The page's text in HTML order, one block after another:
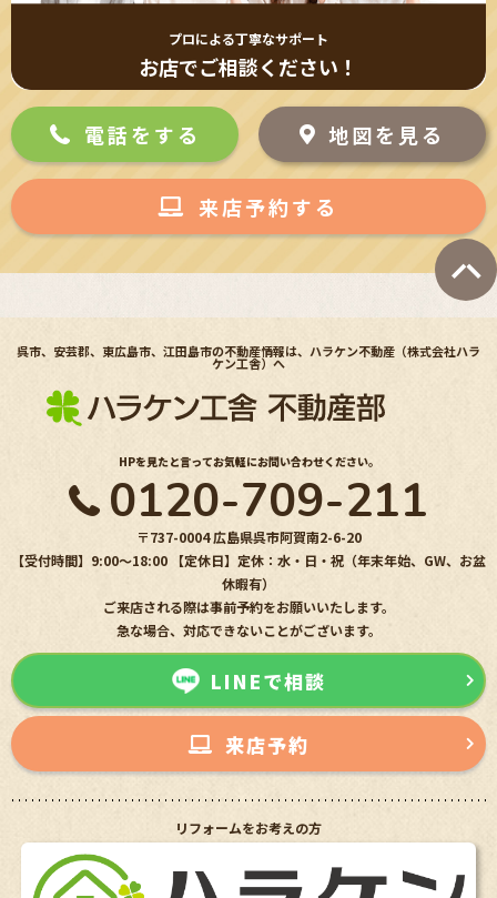
プロによる丁寧なサポート
お店でご相談ください！
地図を見る
電話をする
来店予約する
呉市、安芸郡、東広島市、江田島市の不動産情報は、ハラケン不動産（株式会社ハラ
ケン工舎）へ
HPを見たと言ってお気軽にお問い合わせください。
0120-709-211
〒737-0004 広島県呉市阿賀南2-6-20
【受付時間】9:00〜18:00 【定休日】定休：水・日・祝（年末年始、GW、お盆
休暇有）
ご来店される際は事前予約をお願いいたします。
急な場合、対応できないことがございます。
LINEで相談
来店予約
リフォームをお考えの方